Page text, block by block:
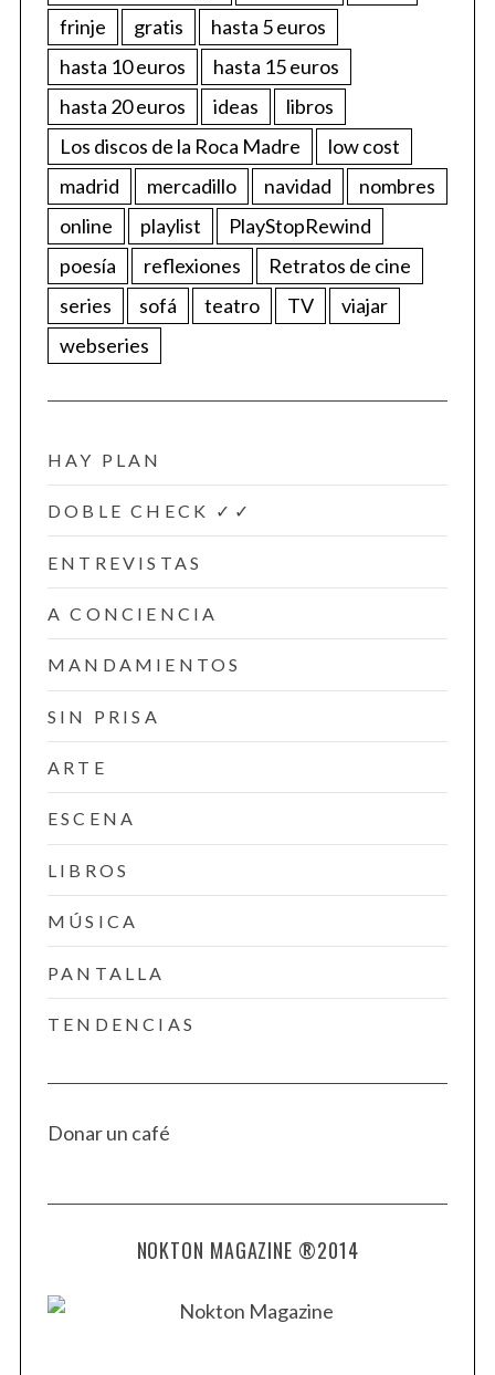
frinje
gratis
hasta 5 euros
hasta 10 euros
hasta 15 euros
hasta 20 euros
ideas
libros
Los discos de la Roca Madre
low cost
madrid
mercadillo navidad
nombres
online
playlist
PlayStopRewind
poesía
reflexiones
Retratos de cine
series
sofá teatro TV
viajar
webseries
HAY PLAN
DOBLE CHECK ✓✓
ENTREVISTAS
A CONCIENCIA
MANDAMIENTOS
SIN PRISA
ARTE
ESCENA
LIBROS
MÚSICA
PANTALLA
TENDENCIAS
Donar un café
NOKTON MAGAZINE ®2014